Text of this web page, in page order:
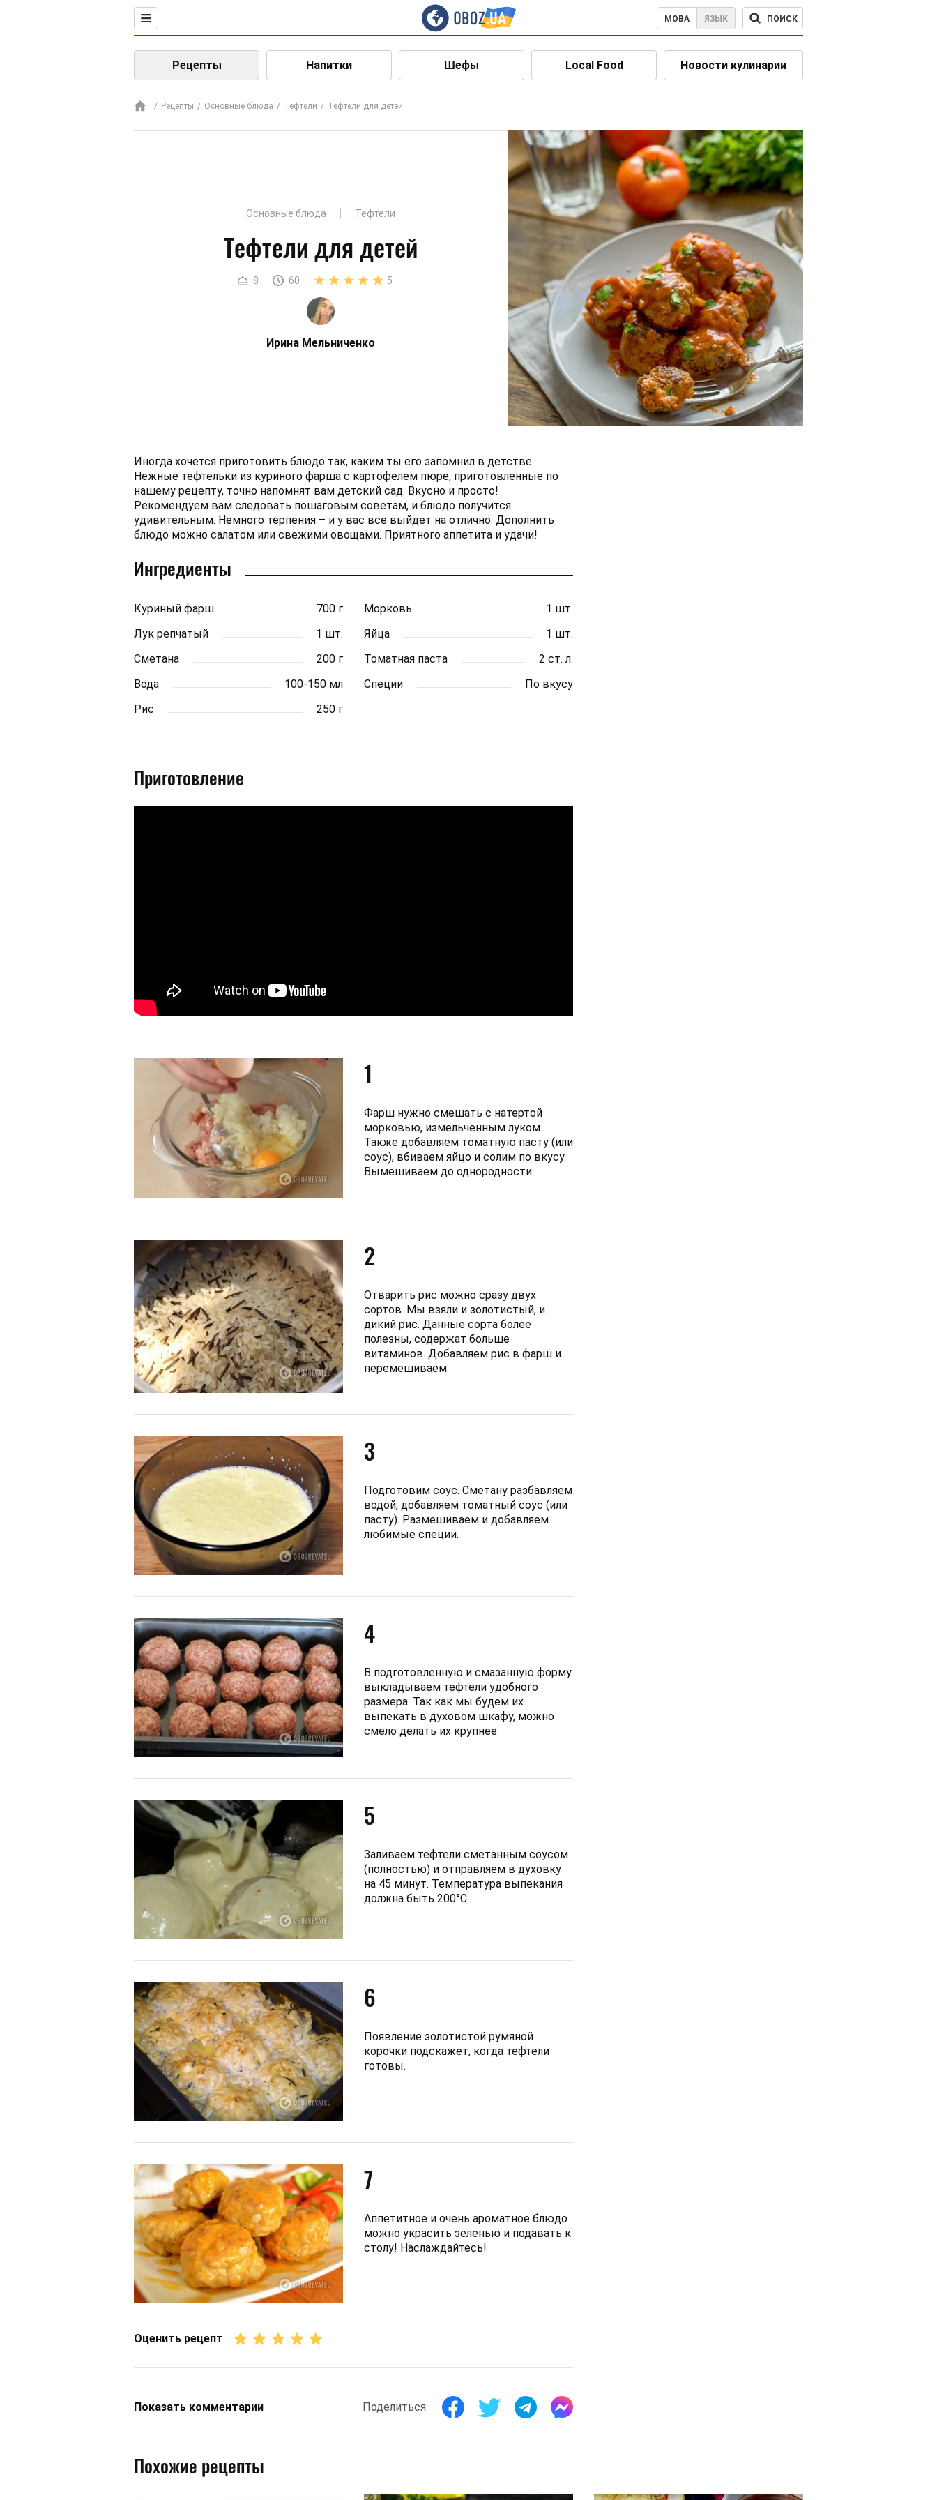
МОВА ЯЗЫК ПОИСК
Рецепты Напитки Шефы Local Food Новости кулинарии
Рецепты Основные блюда Тефтели Тефтели для детей
Основные блюда Тефтели
Тефтели для детей
8 60 5
Ирина Мельниченко
Иногда хочется приготовить блюдо так, каким ты его запомнил в детстве.
Нежные тефтельки из куриного фарша с картофелем пюре, приготовленные по
нашему рецепту, точно напомнят вам детский сад. Вкусно и просто!
Рекомендуем вам следовать пошаговым советам, и блюдо получится
удивительным. Немного терпения – и у вас все выйдет на отлично. Дополнить
блюдо можно салатом или свежими овощами. Приятного аппетита и удачи!
Ингредиенты
Куриный фарш 700 г Морковь
1 шт.
Лук репчатый
1 шт. Яйца
1 шт.
Сметана
200 г Томатная паста
2 ст. л.
Вода
100-150 мл Специи
По вкусу
Рис
250 г
Приготовление
1
Фарш нужно смешать с натертой
морковью, измельченным луком.
Также добавляем томатную пасту (или
соус), вбиваем яйцо и солим по вкусу.
Вымешиваем до однородности.
2
Отварить рис можно сразу двух
сортов. Мы взяли и золотистый, и
дикий рис. Данные сорта более
полезны, содержат больше
витаминов. Добавляем рис в фарш и
перемешиваем.
3
Подготовим соус. Сметану разбавляем
водой, добавляем томатный соус (или
пасту). Размешиваем и добавляем
любимые специи.
4
В подготовленную и смазанную форму
выкладываем тефтели удобного
размера. Так как мы будем их
выпекать в духовом шкафу, можно
смело делать их крупнее.
5
Заливаем тефтели сметанным соусом
(полностью) и отправляем в духовку
на 45 минут. Температура выпекания
должна быть 200°С.
6
Появление золотистой румяной
корочки подскажет, когда тефтели
готовы.
7
Аппетитное и очень ароматное блюдо
можно украсить зеленью и подавать к
столу! Наслаждайтесь!
Оценить рецепт
Показать комментарии Поделиться:
Похожие рецепты